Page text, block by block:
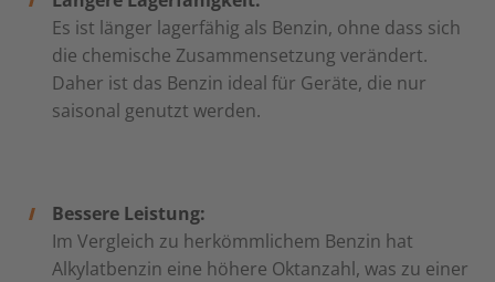
Es ist länger lagerfähig als Benzin, ohne dass sich
die chemische Zusammensetzung verändert.
Daher ist das Benzin ideal für Geräte, die nur
saisonal genutzt werden.
Bessere Leistung:
Im Vergleich zu herkömmlichem Benzin hat
Alkylatbenzin eine höhere Oktanzahl, was zu einer